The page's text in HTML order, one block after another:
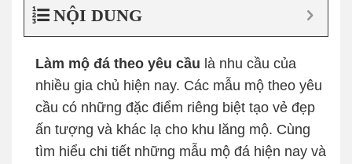
NỘI DUNG
Làm mộ đá theo yêu cầu là nhu cầu của
nhiều gia chủ hiện nay. Các mẫu mộ theo yêu
cầu có những đặc điểm riêng biệt tạo vẻ đẹp
ấn tượng và khác lạ cho khu lăng mộ. Cùng
tìm hiểu chi tiết những mẫu mộ đá hiện nay và